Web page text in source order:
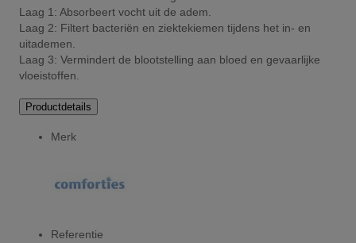
Laag 1: Absorbeert vocht uit de adem.
Laag 2: Filtert bacteriën en ziektekiemen tijdens het in- en
uitademen.
Laag 3: Vermindert de blootstelling aan bloed en gevaarlijke
vloeistoffen.
Productdetails
Merk
Referentie